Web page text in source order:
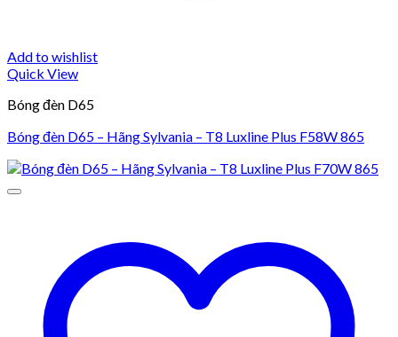
Add to wishlist
Quick View
Bóng đèn D65
Bóng đèn D65 – Hãng Sylvania – T8 Luxline Plus F58W 865